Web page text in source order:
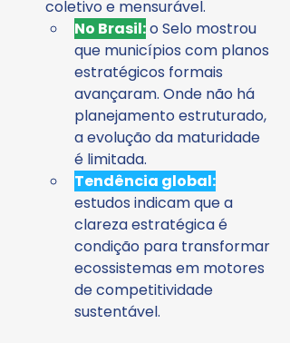
coletivo e mensurável.
No Brasil: o Selo mostrou
que municípios com planos
estratégicos formais
avançaram. Onde não há
planejamento estruturado,
a evolução da maturidade
é limitada.
Tendência global:
estudos indicam que a
clareza estratégica é
condição para transformar
ecossistemas em motores
de competitividade
sustentável.